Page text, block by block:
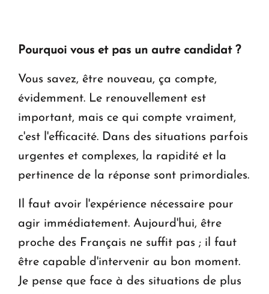
Pourquoi vous et pas un autre candidat ?
Vous savez, être nouveau, ça compte,
évidemment. Le renouvellement est
important, mais ce qui compte vraiment,
c'est l'efficacité. Dans des situations parfois
urgentes et complexes, la rapidité et la
pertinence de la réponse sont primordiales.
Il faut avoir l'expérience nécessaire pour
agir immédiatement. Aujourd'hui, être
proche des Français ne suffit pas ; il faut
être capable d'intervenir au bon moment.
Je pense que face à des situations de plus